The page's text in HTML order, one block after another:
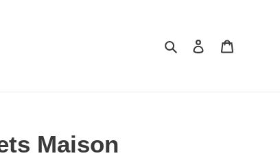
RechercherSe connecter
Maison